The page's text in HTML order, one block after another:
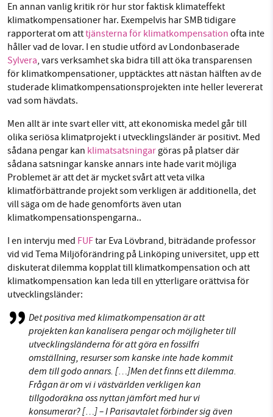
En annan vanlig kritik rör hur stor faktisk klimateffekt
klimatkompensationer har. Exempelvis har SMB tidigare
rapporterat om atttjänsterna för klimatkompensation ofta inte
håller vad de lovar. I en studie utförd av Londonbaserade
Sylvera, vars verksamhet ska bidra till att öka transparensen
för klimatkompensationer, upptäcktes att nästan hälften av de
studerade klimatkompensationsprojekten inte heller levererat
vad som hävdats.
Men allt är inte svart eller vitt, att ekonomiska medel går till
olika seriösa klimatprojekt i utvecklingsländer är positivt. Med
sådana pengar kan klimatsatsningar göras på platser där
sådana satsningar kanske annars inte hade varit möjliga
Problemet är att det är mycket svårt att veta vilka
klimatförbättrande projekt som verkligen är additionella, det
vill säga om de hade genomförts även utan
klimatkompensationspengarna..
I en intervju med FUFtar Eva Lövbrand, biträdande professor
vid vid Tema Miljöförändring på Linköping universitet, upp ett
diskuterat dilemma kopplat till klimatkompensation och att
klimatkompensation kan leda till en ytterligare orättvisa för
utvecklingsländer:
Det positiva med klimatkompensation är att
projekten kan kanalisera pengar och möjligheter till
utvecklingsländerna för att göra en fossilfri
omställning, resurser som kanske inte hade kommit
dem till godo annars. […]Men det finns ett dilemma.
Frågan är om vi i västvärlden verkligen kan
tillgodoräkna oss nyttan jämfört med hur vi
konsumerar? […] – I Parisavtalet förbinder sig även